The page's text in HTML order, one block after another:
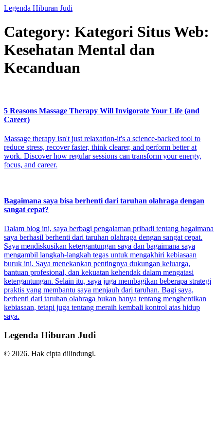
Legenda Hiburan Judi
Category: Kategori Situs Web:
Kesehatan Mental dan
Kecanduan
5 Reasons Massage Therapy Will Invigorate Your Life (and
Career)
Massage therapy isn't just relaxation-it's a science-backed tool to
reduce stress, recover faster, think clearer, and perform better at
work. Discover how regular sessions can transform your energy,
focus, and career.
Bagaimana saya bisa berhenti dari taruhan olahraga dengan
sangat cepat?
Dalam blog ini, saya berbagi pengalaman pribadi tentang bagaimana
saya berhasil berhenti dari taruhan olahraga dengan sangat cepat.
Saya mendiskusikan ketergantungan saya dan bagaimana saya
mengambil langkah-langkah tegas untuk mengakhiri kebiasaan
buruk ini. Saya menekankan pentingnya dukungan keluarga,
bantuan profesional, dan kekuatan kehendak dalam mengatasi
ketergantungan. Selain itu, saya juga membagikan beberapa strategi
praktis yang membantu saya menjauh dari taruhan. Bagi saya,
berhenti dari taruhan olahraga bukan hanya tentang menghentikan
kebiasaan, tetapi juga tentang meraih kembali kontrol atas hidup
saya.
Legenda Hiburan Judi
© 2026. Hak cipta dilindungi.